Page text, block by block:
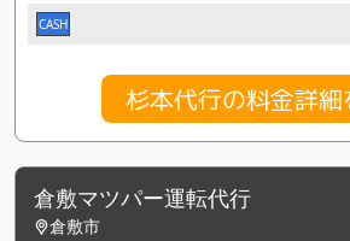
CASH
杉本代行の料金詳細
倉敷マツパー運転代行
倉敷市